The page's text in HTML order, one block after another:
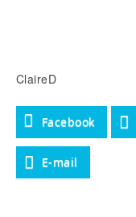
ClaireD
Facebook
E-mail